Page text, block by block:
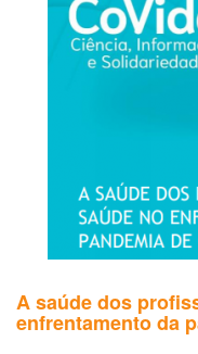
A saúde dos
enfrentamento da